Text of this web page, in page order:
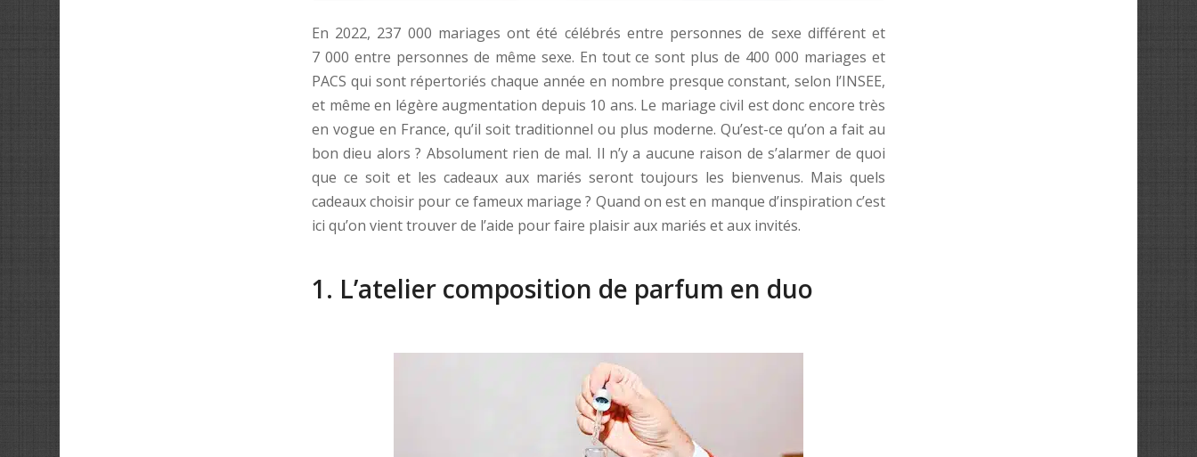
En 2022, 237 000 mariages ont été célébrés entre personnes de sexe différent et
7 000 entre personnes de même sexe. En tout ce sont plus de 400 000 mariages et
PACS qui sont répertoriés chaque année en nombre presque constant, selon l’INSEE,
et même en légère augmentation depuis 10 ans. Le mariage civil est donc encore très
en vogue en France, qu’il soit traditionnel ou plus moderne. Qu’est-ce qu’on a fait au
bon dieu alors ? Absolument rien de mal. Il n’y a aucune raison de s’alarmer de quoi
que ce soit et les cadeaux aux mariés seront toujours les bienvenus. Mais quels
cadeaux choisir pour ce fameux mariage ? Quand on est en manque d’inspiration c’est
ici qu’on vient trouver de l’aide pour faire plaisir aux mariés et aux invités.
1. L’atelier composition de parfum en duo